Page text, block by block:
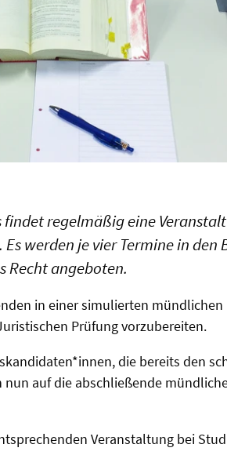
findet regelmäßig eine
werden je vier Termine in den
Recht angeboten.
in einer simulierten mündlichen
Prüfung vorzubereiten.
die bereits den
auf die abschließende
Veranstaltung bei